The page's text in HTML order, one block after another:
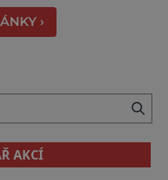
[gallery
›
AKCÍ